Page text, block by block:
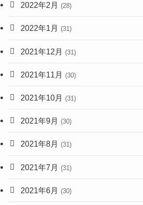
2022年2月 (28)
2022年1月 (31)
2021年12月 (31)
2021年11月 (30)
2021年10月 (31)
2021年9月 (30)
2021年8月 (31)
2021年7月 (31)
2021年6月 (30)